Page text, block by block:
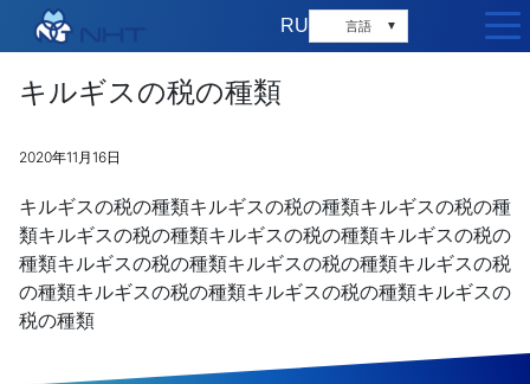
RU 言語 ▼
キルギスの税の種類
2020年11月16日
キルギスの税の種類キルギスの税の種類キルギスの税の種
類キルギスの税の種類キルギスの税の種類キルギスの税の
種類キルギスの税の種類キルギスの税の種類キルギスの税
の種類キルギスの税の種類キルギスの税の種類キルギスの
税の種類